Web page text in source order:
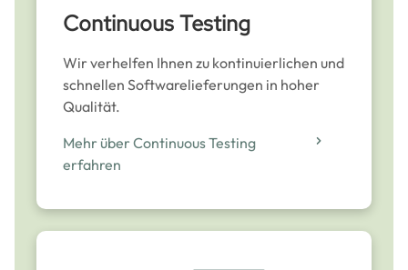
Continuous Testing
Wir verhelfen Ihnen zu kontinuierlichen und
schnellen Softwarelieferungen in hoher
Qualität.
Mehr über Continuous Testing
erfahren